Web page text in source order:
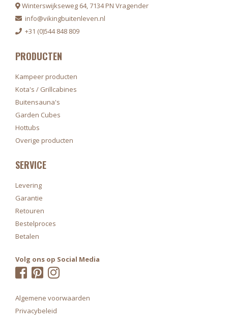
Winterswijkseweg 64, 7134 PN Vragender
info@vikingbuitenleven.nl
+31 (0)544 848 809
PRODUCTEN
Kampeer producten
Kota's / Grillcabines
Buitensauna's
Garden Cubes
Hottubs
Overige producten
SERVICE
Levering
Garantie
Retouren
Bestelproces
Betalen
Volg ons op Social Media
Algemene voorwaarden
Privacybeleid